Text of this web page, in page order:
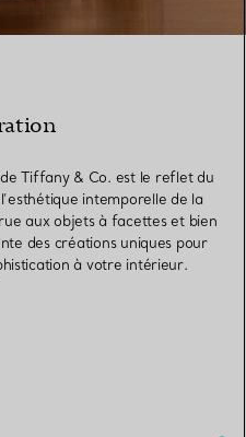
Tiffany & Co. est le reflet du
intemporelle de la
aux objets à facettes et bien
des créations uniques pour
à votre intérieur.